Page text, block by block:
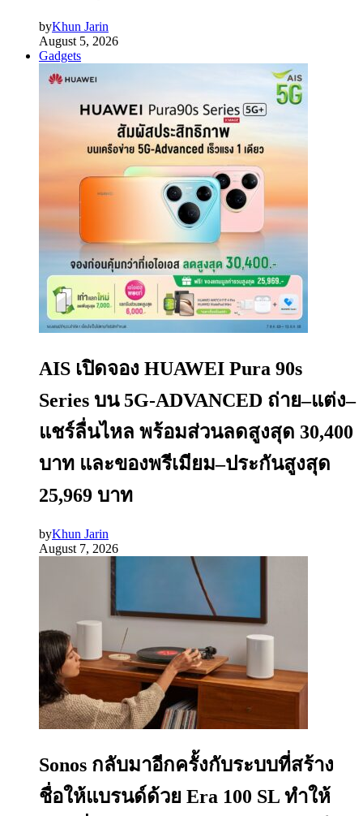
byKhun Jarin
August 5, 2026
Gadgets
AIS เปิดจอง HUAWEI Pura 90s
Series บน 5G-ADVANCED ถ่าย–แต่ง–
แชร์ลื่นไหล พร้อมส่วนลดสูงสุด 30,400
บาท และของพรีเมียม–ประกันสูงสุด
25,969 บาท
byKhun Jarin
August 7, 2026
Sonos กลับมาอีกครั้งกับระบบที่สร้าง
ชื่อให้แบรนด์ด้วย Era 100 SL ทำให้